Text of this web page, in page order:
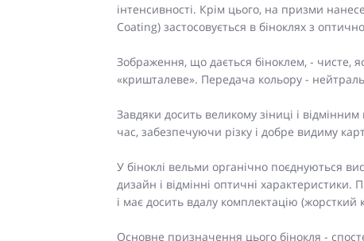
інтенсивності. Крім цього, на призми
Coating) застосовується в біноклях з
Зображення, що дається біноклем, - чисте,
«кришталеве». Передача кольору -
Завдяки досить великому зіниці і
час, забезпечуючи різку і добре видиму
У біноклі вельми органічно поєднуються
дизайн і відмінні оптичні характеристики.
і має досить вдалу комплектацію (жорсткий
Основне призначення цього бінокля -